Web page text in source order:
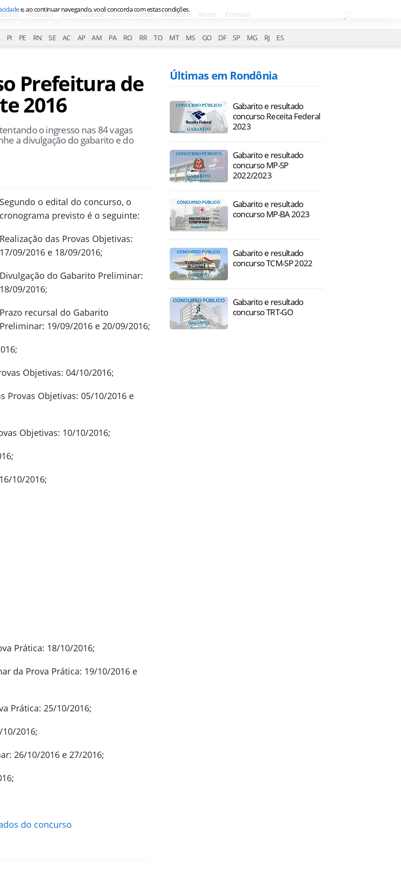
Notícias Sul Sudeste Centro-oeste Nordeste Norte Contato
PI PE RN SE AC AP AM PA RO RR TO MT MS GO DF SP MG RJ ES
Prefeitura de
2016
o ingresso nas 84 vagas
a divulgação do gabarito e do
Segundo o edital do concurso, o
cronograma previsto é o seguinte:
Realização das Provas Objetivas:
17/09/2016 e 18/09/2016;
Divulgação do Gabarito Preliminar:
18/09/2016;
Prazo recursal do Gabarito
Preliminar: 19/09/2016 e 20/09/2016;
Objetivas: 04/10/2016;
Provas Objetivas: 05/10/2016 e
Objetivas: 10/10/2016;
10/2016;
Prática: 18/10/2016;
da Prova Prática: 19/10/2016 e
Prática: 25/10/2016;
2016;
26/10/2016 e 27/2016;
do concurso
Últimas em Rondônia
Gabarito e resultado
concurso Receita Federal
2023
Gabarito e resultado
concurso MP-SP
2022/2023
Gabarito e resultado
concurso MP-BA 2023
Gabarito e resultado
concurso TCM-SP 2022
Gabarito e resultado
concurso TRT-GO
e, ao continuar navegando, você concorda com estas condições.